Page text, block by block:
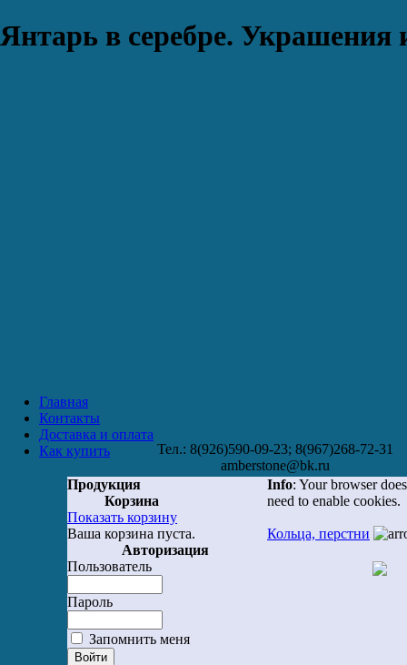
Янтарь в серебре. Украшения
Главная
Контакты
Доставка и оплата
Как купить
Тел.: 8(926)590-09-23; 8(967)268-72-31
amberstone@bk.ru
Продукция
Корзина
Показать корзину
Ваша корзина пуста.
Авторизация
Пользователь
Пароль
Запомнить меня
Info: Your browser
need to enable cookies.
Кольца, перстни